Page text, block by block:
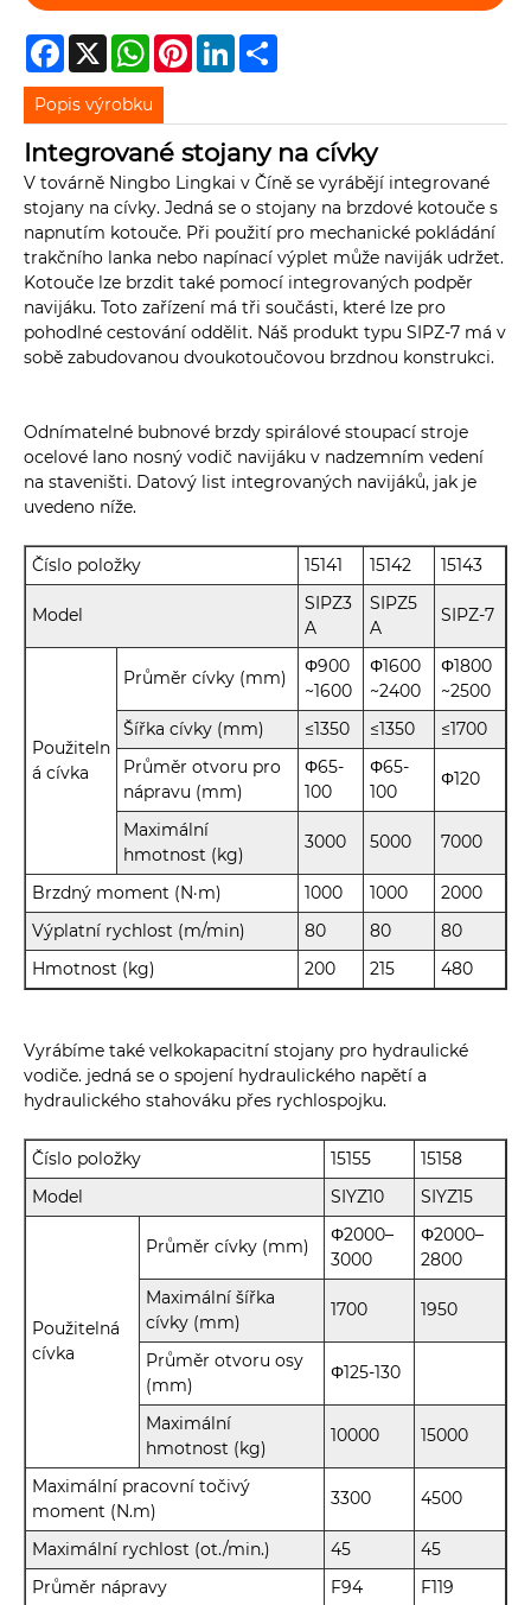
Facebook
X WhatsAppPinterestLinkedIn
Popis výrobku
Integrované stojany na cívky
V továrně Ningbo Lingkai v Číně se vyrábějí integrované
stojany na cívky. Jedná se o stojany na brzdové kotouče s
napnutím kotouče. Při použití pro mechanické pokládání
trakčního lanka nebo napínací výplet může naviják udržet.
Kotouče lze brzdit také pomocí integrovaných podpěr
navijáku. Toto zařízení má tři součásti, které lze pro
pohodlné cestování oddělit. Náš produkt typu SIPZ-7 má v
sobě zabudovanou dvoukotoučovou brzdnou konstrukci.
Odnímatelné bubnové brzdy spirálové stoupací stroje
ocelové lano nosný vodič navijáku v nadzemním vedení
na staveništi. Datový list integrovaných navijáků, jak je
uvedeno níže.
Číslo položky 15141 15142 15143
Model
SIPZ3
A
SIPZ5
A
SIPZ-7
Použiteln
á cívka
Průměr cívky (mm)
Φ900
~1600
Φ1600
~2400
Φ1800
~2500
Šířka cívky (mm)
≤1350 ≤1350
≤1700
Průměr otvoru pro
nápravu (mm)
Φ65-
100
Φ65-
100
Φ120
Maximální
hmotnost (kg)
3000 5000 7000
Brzdný moment (N·m) 1000 1000
2000
Výplatní rychlost (m/min)
80 80
80
Hmotnost (kg)
200 215 480
Vyrábíme také velkokapacitní stojany pro hydraulické
vodiče. jedná se o spojení hydraulického napětí a
hydraulického stahováku přes rychlospojku.
Číslo položky 15155
15158
Model
SIYZ10 SIYZ15
Použitelná
cívka
Průměr cívky (mm)
Φ2000–
3000
Φ2000–
2800
Maximální šířka
cívky (mm)
1700 1950
Průměr otvoru osy
(mm)
Φ125-130
Maximální
hmotnost (kg)
10000 15000
Maximální pracovní točivý
moment (N.m)
3300 4500
Maximální rychlost (ot./min.) 45
45
Průměr nápravy
F94 F119